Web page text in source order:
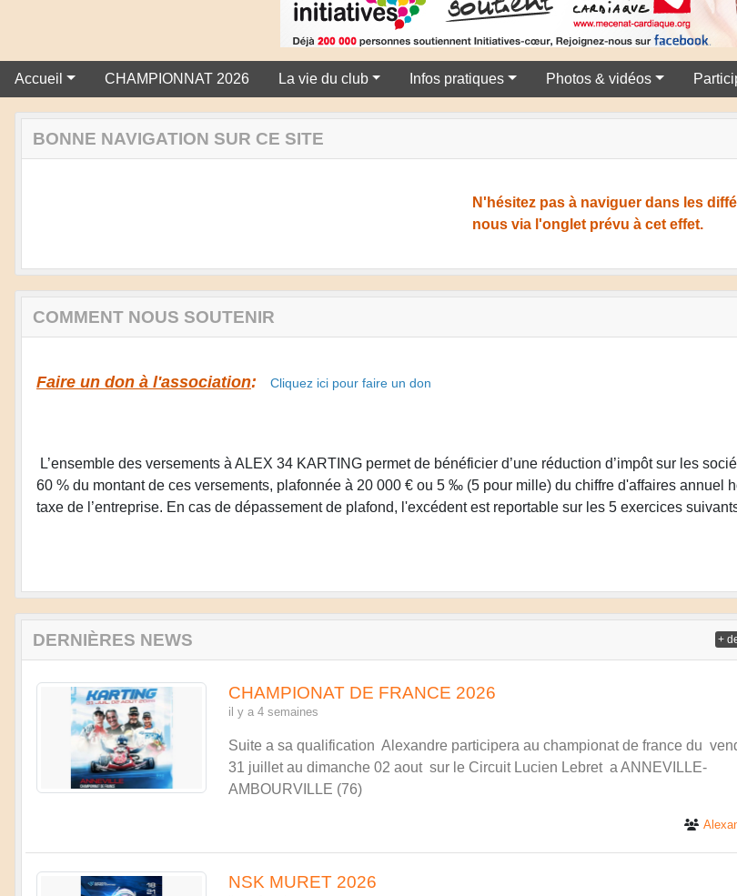
Accueil CHAMPIONNAT 2026 La vie du club Infos pratiques Photos & vidéos
BONNE NAVIGATION SUR CE SITE
N'hésitez pas à naviguer dans les
nous via l'onglet prévu à cet effet.
COMMENT NOUS SOUTENIR
Faire un don à l'association: Cliquez ici pour faire un don
L’ensemble des versements à ALEX 34 KARTING permet de bénéficier d’une réduction d’impôt sur les
60 % du montant de ces versements, plafonnée à 20 000 € ou 5 ‰ (5 pour mille) du chiffre d'affaires annuel
taxe de l’entreprise. En cas de dépassement de plafond, l'excédent est reportable sur les 5 exercices
DERNIÈRES NEWS
CHAMPIONAT DE FRANCE 2026
il y a 4 semaines
Suite a sa qualification Alexandre participera au championat de france du
31 juillet au dimanche 02 aout sur le Circuit Lucien Lebret a ANNEVILLE-
AMBOURVILLE (76)
NSK MURET 2026
+